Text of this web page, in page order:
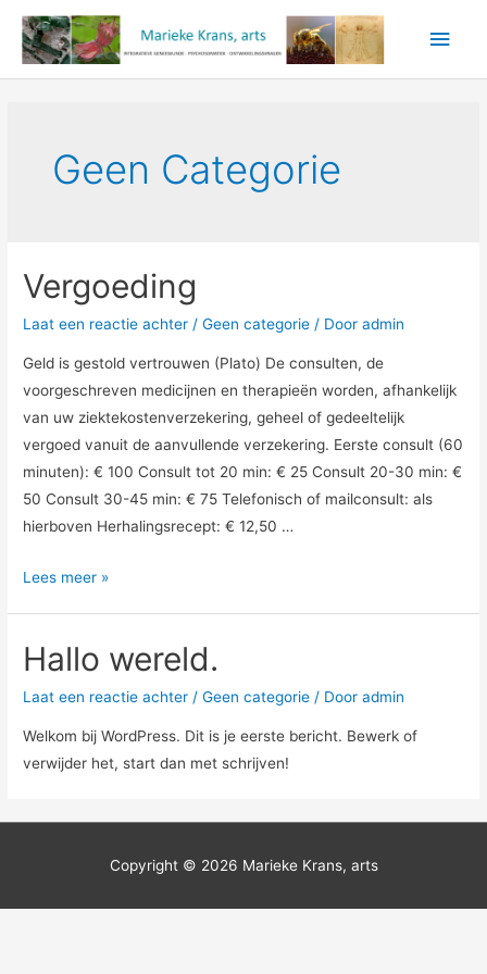
naar
Geen Categorie
Vergoeding
Laat een reactie achter /Geen categorie / Dooradmin
Geld is gestold vertrouwen (Plato) De consulten, de
voorgeschreven medicijnen en therapieën worden, afhankelijk
van uw ziektekostenverzekering, geheel of gedeeltelijk
vergoed vanuit de aanvullende verzekering. Eerste consult (60
minuten): € 100 Consult tot 20 min: € 25 Consult 20-30 min: €
50 Consult 30-45 min: € 75 Telefonisch of mailconsult: als
hierboven Herhalingsrecept: € 12,50 …
Vergoeding
Lees meer »
Hallo wereld.
Laat een reactie achter /Geen categorie / Dooradmin
Welkom bij WordPress. Dit is je eerste bericht. Bewerk of
verwijder het, start dan met schrijven!
Copyright © 2026 Marieke Krans, arts